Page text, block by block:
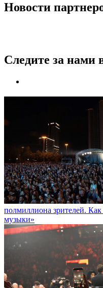
Новости
Следите за нами
полмиллиона зрителей.
музыки»